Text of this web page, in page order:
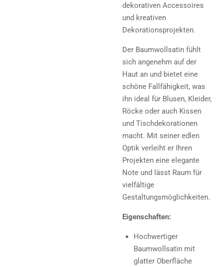
dekorativen Accessoires
und kreativen
Dekorationsprojekten.
Der Baumwollsatin fühlt
sich angenehm auf der
Haut an und bietet eine
schöne Fallfähigkeit, was
ihn ideal für Blusen, Kleider,
Röcke oder auch Kissen
und Tischdekorationen
macht. Mit seiner edlen
Optik verleiht er Ihren
Projekten eine elegante
Note und lässt Raum für
vielfältige
Gestaltungsmöglichkeiten.
Eigenschaften:
Hochwertiger
Baumwollsatin mit
glatter Oberfläche